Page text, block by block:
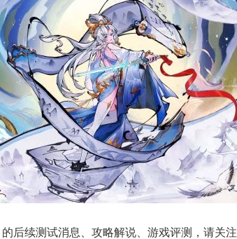
的后续测试消息、攻略解说、游戏评测，请关注